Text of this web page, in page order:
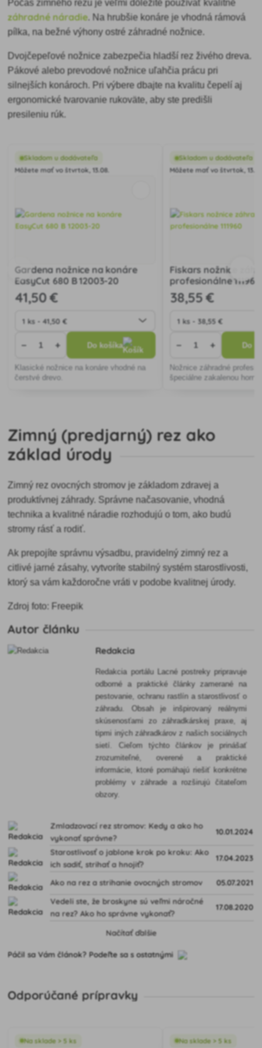
Počas zimného rezu je veľmi dôležité používať kvalitné
záhradné náradie. Na hrubšie konáre je vhodná rámová
pílka, na bežné výhony ostré záhradné nožnice.
Dvojčepeľové nožnice zabezpečia hladší rez živého dreva.
Pákové alebo prevodové nožnice uľahčia prácu pri
silnejších konároch. Pri výbere dbajte na kvalitu čepelí aj
ergonomické tvarovanie rukoväte, aby ste predišli
presileniu rúk.
Skladom u dodávateľa
Môžete mať vo štvrtok, 13.08.
Gardena nožnice na konáre
EasyCut 680 B 12003-20
41,50 €
− + Do košíka
Klasické nožnice na konáre vhodné na
čerstvé drevo.
Skladom u dodávateľa
Môžete mať vo štvrtok,
Fiskars nožnice
profesionálne 111960
38,55 €
− + Do
Nožnice záhradné
špeciálne zakalenou
Zimný (predjarný) rez ako
základ úrody
Zimný rez ovocných stromov je základom zdravej a
produktívnej záhrady. Správne načasovanie, vhodná
technika a kvalitné náradie rozhodujú o tom, ako budú
stromy rásť a rodiť.
Ak prepojíte správnu výsadbu, pravidelný zimný rez a
citlivé jarné zásahy, vytvoríte stabilný systém starostlivosti,
ktorý sa vám každoročne vráti v podobe kvalitnej úrody.
Zdroj foto: Freepik
Autor článku
Redakcia
Redakcia portálu Lacné postreky pripravuje
odborné a praktické články zamerané na
pestovanie, ochranu rastlín a starostlivosť o
záhradu. Obsah je inšpirovaný reálnymi
skúsenosťami zo záhradkárskej praxe, aj
tipmi iných záhradkárov z našich sociálnych
sietí. Cieľom týchto článkov je prinášať
zrozumiteľné, overené a praktické
informácie, ktoré pomáhajú riešiť konkrétne
problémy v záhrade a rozširujú čitateľom
obzory.
Zmladzovací rez stromov: Kedy a ako ho
vykonať správne?
10.01.2024
Starostlivosť o jablone krok po kroku: Ako
ich sadiť, strihať a hnojiť?
17.04.2023
Ako na rez a strihanie ovocných stromov
05.07.2021
Vedeli ste, že broskyne sú veľmi náročné
na rez? Ako ho správne vykonať?
17.08.2020
Načítať ďalšie
Páčil sa Vám článok? Podeľte sa s ostatnými
Odporúčané prípravky
Na sklade > 5 ks
Na sklade > 5 ks